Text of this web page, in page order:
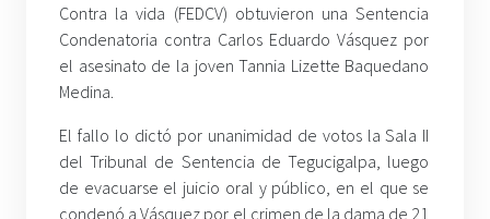
Contra la vida (FEDCV) obtuvieron una Sentencia
Condenatoria contra Carlos Eduardo Vásquez por
el asesinato de la joven Tannia Lizette Baquedano
Medina.
El fallo lo dictó por unanimidad de votos la Sala II
del Tribunal de Sentencia de Tegucigalpa, luego
de evacuarse el juicio oral y público, en el que se
condenó a Vásquez por el crimen de la dama de 21